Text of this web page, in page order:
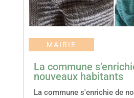
MAIRIE
La commune
nouveaux habitants
La commune s'enrichie de